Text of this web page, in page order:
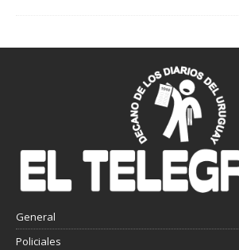
General
Policiales